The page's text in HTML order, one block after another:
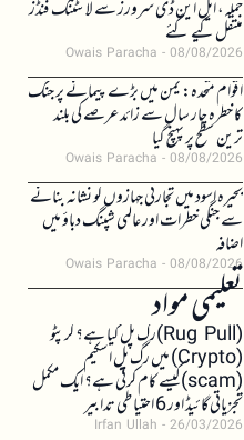
حملہ، ایل این ڈی سرورز سے لائٹننگ فنڈز
منتقل کیے گئے
Owais Paracha 08/08/2026
اقوام متحدہ: یمن میں بڑے پیمانے پر جنگ
کا خطرہ چار سال سے زائد عرصے کی بلند
ترین سطح پر پہنچ گیا
Owais Paracha 08/08/2026
بحیرہ اسود میں تجارتی جہازوں کو نشانہ بنانے
سے جنگی خطرات اور عالمی شپنگ دباؤ میں
اضافہ
Owais Paracha 08/08/2026
تعلیمی مواد(Rug Pull)رگ پل کیا ہے؟ کرپٹو
(Crypto) میں رگ پل اسکیم
(scam)کیسے کام کرتی ہے؟ ایک مکمل
تجزیاتی گائیڈ اور 6 احتیاطی تدابیر
Irfan Ullah 26/03/2026